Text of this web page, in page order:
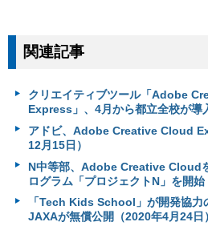
関連記事
クリエイティブツール「Adobe
Express」、4月から都立全校が導
アドビ、Adobe Creative Cloud
12月15日）
N中等部、Adobe Creative Cloud
ログラム「プロジェクトN」を開始
「Tech Kids School」が開発協力
JAXAが無償公開（2020年4月24日）